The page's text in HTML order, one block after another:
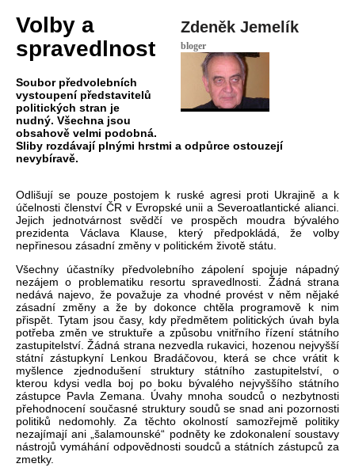
Zdeněk Jemelík
bloger
Volby a
spravedlnost
Soubor předvolebních
vystoupení představitelů
politických stran je
nudný. Všechna jsou
obsahově velmi podobná.
Sliby rozdávají plnými hrstmi a odpůrce ostouzejí
nevybíravě.
Odlišují se pouze postojem k ruské agresi proti Ukrajině a k
účelnosti členství ČR v Evropské unii a Severoatlantické alianci.
Jejich jednotvárnost svědčí ve prospěch moudra bývalého
prezidenta Václava Klause, který předpokládá,že volby
nepřinesou zásadní změny v politickém životě státu.
Všechny účastníky předvolebního zápolení spojuje nápadný
nezájem o problematiku resortu spravedlnosti. Žádná strana
nedává najevo, že považuje za vhodné provést v něm nějaké
zásadní změny a že by dokonce chtěla programově k nim
přispět. Tytam jsou časy, kdy předmětem politických úvah byla
potřeba změn ve struktuře a způsobu vnitřního řízení státního
zastupitelství.Žádná strana nezvedla rukavici, hozenou nejvyšší
státní zástupkyní Lenkou Bradáčovou, která se chce vrátit k
myšlence zjednodušení struktury státního zastupitelství, o
kterou kdysi vedla boj po boku bývalého nejvyššího státního
zástupce Pavla Zemana. Úvahy mnoha soudců o nezbytnosti
přehodnocení současné struktury soudů se snad ani pozornosti
politiků nedomohly. Za těchto okolností samozřejmě politiky
nezajímají ani „šalamounské“ podněty ke zdokonalení soustavy
nástrojů vymáhání odpovědnosti soudců a státních zástupců za
zmetky.